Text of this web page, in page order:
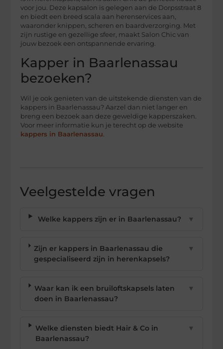
voor jou. Deze kapsalon is gelegen aan de Dorpsstraat 8
en biedt een breed scala aan herenservices aan,
waaronder knippen, scheren en baardverzorging. Met
zijn rustige en gezellige sfeer, maakt Salon Chic van
jouw bezoek een ontspannende ervaring.
Kapper in Baarlenassau
bezoeken?
Wil je ook genieten van de uitstekende diensten van de
kappers in Baarlenassau? Aarzel dan niet langer en
breng een bezoek aan deze geweldige kapperszaken.
Voor meer informatie kun je terecht op de website
kappers in Baarlenassau.
Veelgestelde vragen
Welke kappers zijn er in Baarlenassau? ▼
Zijn er kappers in Baarlenassau die
gespecialiseerd zijn in herenkapsels?
▼
Waar kan ik een bruiloftskapsels laten
doen in Baarlenassau?
▼
Welke diensten biedt Hair & Co in
Baarlenassau?
▼